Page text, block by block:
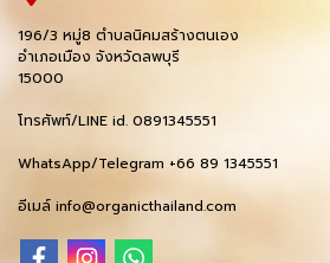
196/3 หมู่8 ตำบลนิคมสร้างตนเอง
อำเภอเมือง จังหวัดลพบุรี
15000
โทรศัพท์/LINE id. 0891345551
WhatsApp/Telegram +66 89 1345551
อีเมล์ info@organicthailand.com